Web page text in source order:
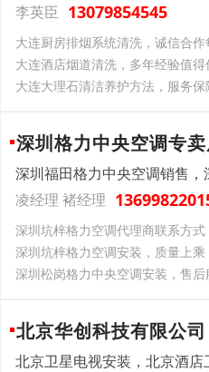
李英臣 13079854545
大连厨房排烟系统清洗，诚信合
大连酒店烟道清洗，多年经验值得
大连大理石清洁养护方法，服务
深圳格力中央空调专
深圳福田格力中央空调销售
凌经理 褚经理
深圳坑梓格力空调代理商联系方
深圳坑梓格力空调安装，质量上乘
深圳松岗格力中央空调安装，售后
北京华创科技有限公司
北京卫星电视安装，北京酒